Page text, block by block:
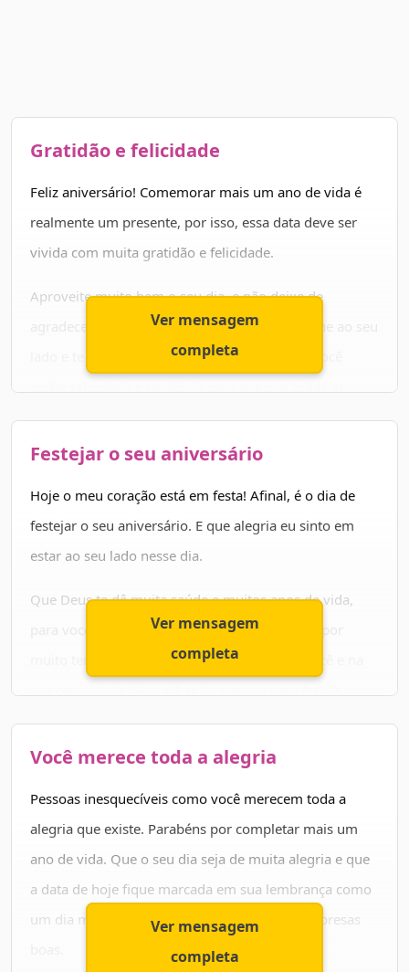
Gratidão e felicidade
Feliz aniversário! Comemorar mais um ano de vida é
realmente um presente, por isso, essa data deve ser
vivida com muita gratidão e felicidade.
Aproveite muito bem o seu dia, e não deixe de
agradecer pelo dom da vida. Que Jesus caminhe ao seu
lado e te ajude em todos os momentos. Que você
dificuldades que surgirem.
A vida é um presente e devemos aproveitar da melhor
forma possível! Busque a sua felicidade e nunca se
esqueça que Deus está contigo! Parabéns!
Ver mensagem
completa
Festejar o seu aniversário
Hoje o meu coração está em festa! Afinal, é o dia de
festejar o seu aniversário. E que alegria eu sinto em
estar ao seu lado nesse dia.
Que Deus te dê muita saúde e muitos anos de vida,
para você continuar alegrando os nossos dias por
muito tempo. Jamais deixe de acreditar em você e na
enxergando um mundo de oportunidades e superando
os obstáculos que surgirem.
Pessoas como você merecem muito vencer na vida.
Desejo para você somente coisas boas e muito
sucesso.
Parabéns pelo seu aniversário.
Ver mensagem
completa
Você merece toda a alegria
Pessoas inesquecíveis como você merecem toda a
alegria que existe. Parabéns por completar mais um
ano de vida. Que o seu dia seja de muita alegria e que
a data de hoje fique marcada em sua lembrança como
um dia muito feliz e cheio de realizações e surpresas
Ver mensagem
completa